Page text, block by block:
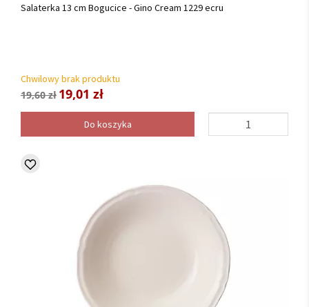
Salaterka 13 cm Bogucice - Gino Cream 1229 ecru
Chwilowy brak produktu
19,60 zł 19,01 zł
Do koszyka